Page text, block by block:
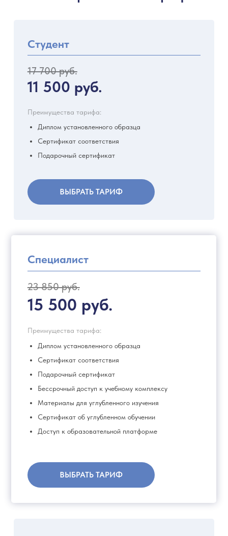
Преимущества тарифа:
Студент
ВЫБРАТЬ ТАРИФ
Диплом установленного образца
Сертификат соответствия
Подарочный сертификат
11 500 руб.
23 850 руб.
17 700 руб.
Специалист
Преимущества тарифа:
15 500 руб.
ВЫБРАТЬ ТАРИФ
Диплом установленного образца
Сертификат соответствия
Подарочный сертификат
Бессрочный доступ к учебному комплексу
Материалы для углубленного изучения
Сертификат об углубленном обучении
Доступ к образовательной платформе